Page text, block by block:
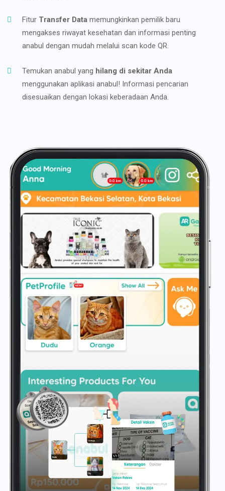
Fitur Transfer Data memungkinkan pemilik baru
mengakses riwayat kesehatan dan informasi penting
anabul dengan mudah melalui scan kode QR.
Temukan anabul yang hilang di sekitar Anda
menggunakan aplikasi anabul! Informasi pencarian
disesuaikan dengan lokasi keberadaan Anda.